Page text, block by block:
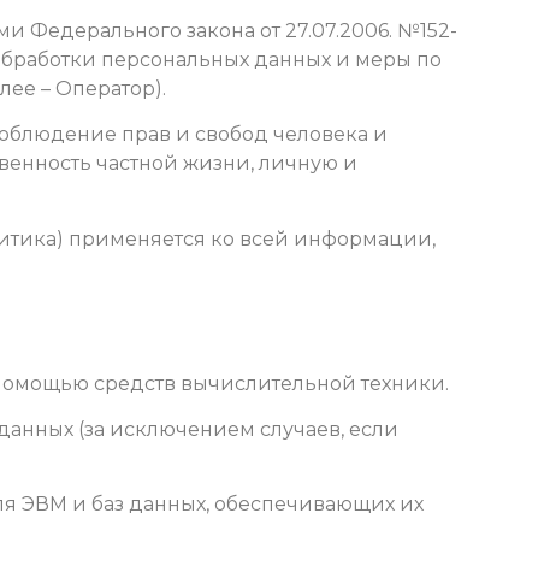
Федерального закона от 27.07.2006. №152-
персональных данных и меры по
– Оператор).
прав и свобод человека и
частной жизни, личную и
применяется ко всей информации,
средств вычислительной техники.
(за исключением случаев, если
ЭВМ и баз данных, обеспечивающих их